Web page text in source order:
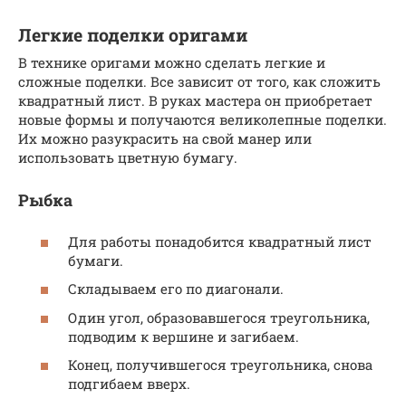
Легкие поделки оригами
В технике оригами можно сделать легкие и
сложные поделки. Все зависит от того, как сложить
квадратный лист. В руках мастера он приобретает
новые формы и получаются великолепные поделки.
Их можно разукрасить на свой манер или
использовать цветную бумагу.
Рыбка
Для работы понадобится квадратный лист
бумаги.
Складываем его по диагонали.
Один угол, образовавшегося треугольника,
подводим к вершине и загибаем.
Конец, получившегося треугольника, снова
подгибаем вверх.